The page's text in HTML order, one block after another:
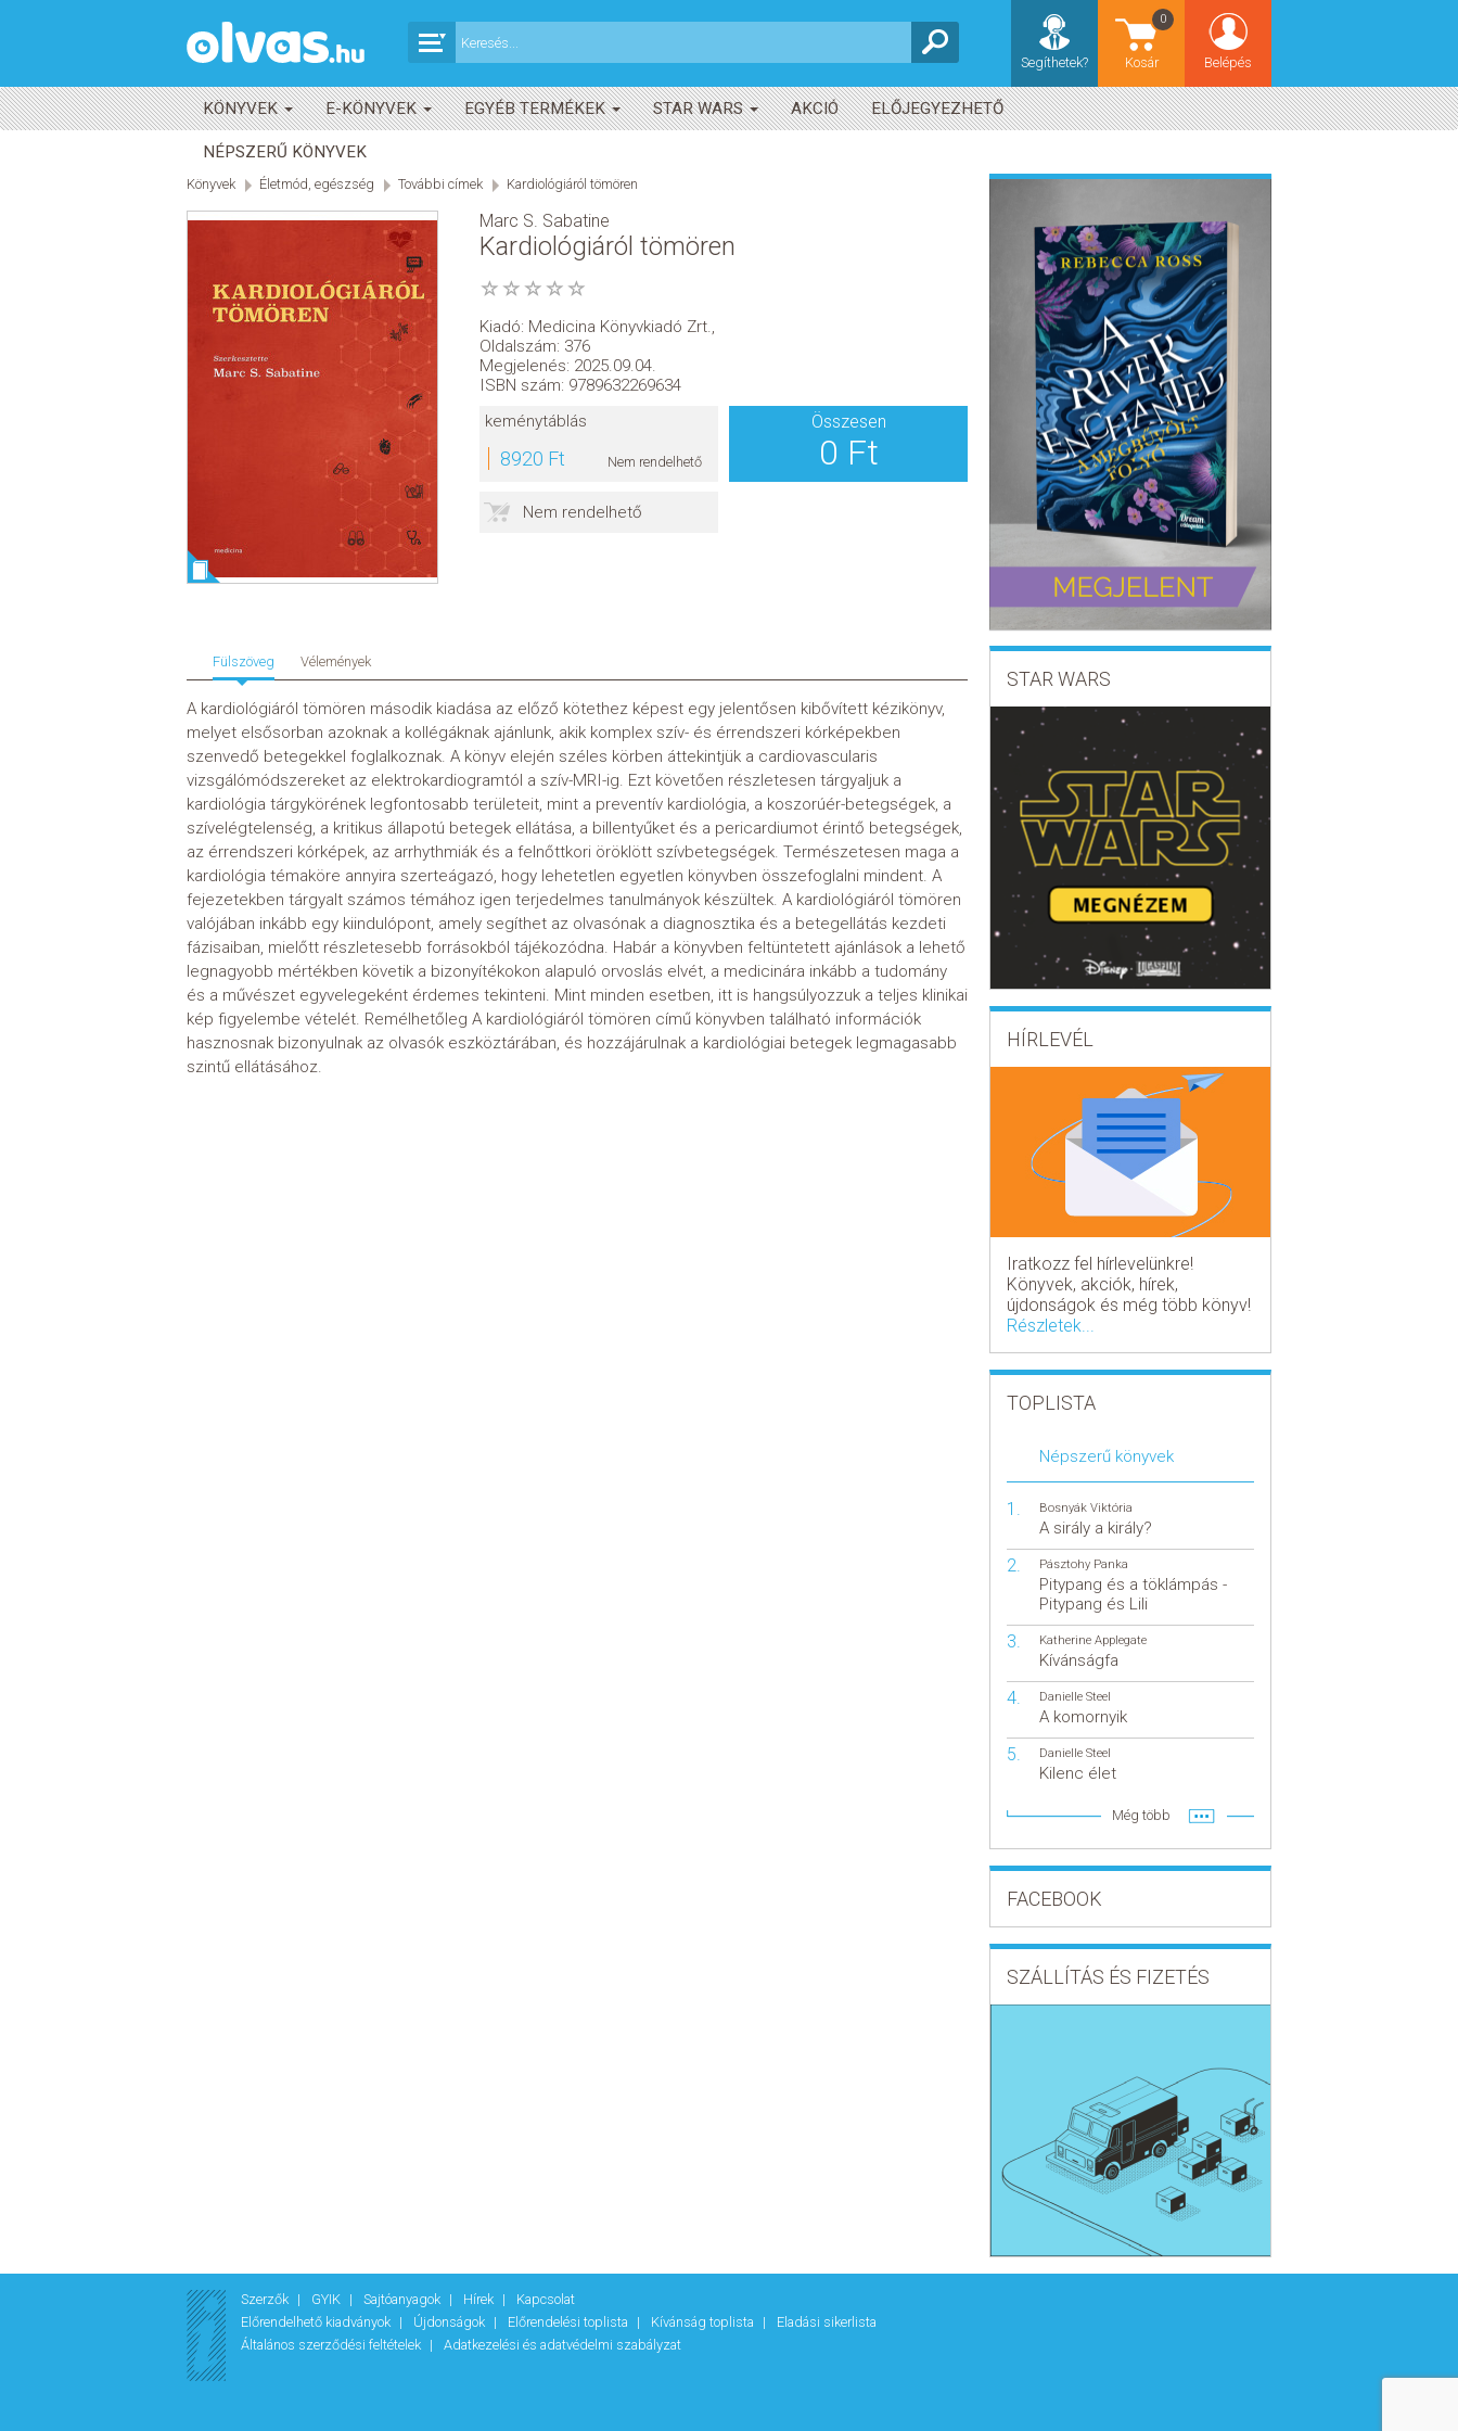
Belépés
Kosár
0
Segíthetek?
KÖNYVEK E-KÖNYVEK EGYÉB TERMÉKEK STAR WARS AKCIÓ ELŐJEGYEZHETŐ
NÉPSZERŰ KÖNYVEK
Könyvek Életmód, egészség További címek Kardiológiáról tömören
Marc S. Sabatine
Kardiológiáról tömören
Kiadó: Medicina Könyvkiadó Zrt.
Oldalszám: 376
Megjelenés: 2025.09.04.
ISBN szám: 9789632269634
Nem rendelhető
keménytáblás
8920 Ft Nem rendelhető
Összesen
0 Ft
Fülszöveg Vélemények
A kardiológiáról tömören második kiadása az előző kötethez képest egy jelentősen kibővített kézikönyv,
melyet elsősorban azoknak a kollégáknak ajánlunk, akik komplex szív- és érrendszeri kórképekben
szenvedő betegekkel foglalkoznak. A könyv elején széles körben áttekintjük a cardiovascularis
vizsgálómódszereket az elektrokardiogramtól a szív-MRI-ig. Ezt követően részletesen tárgyaljuk a
kardiológia tárgykörének legfontosabb területeit, mint a preventív kardiológia, a koszorúér-betegségek, a
szívelégtelenség, a kritikus állapotú betegek ellátása, a billentyűket és a pericardiumot érintő betegségek,
az érrendszeri kórképek, az arrhythmiák és a felnőttkori öröklött szívbetegségek. Természetesen maga a
kardiológia témaköre annyira szerteágazó, hogy lehetetlen egyetlen könyvben összefoglalni mindent. A
fejezetekben tárgyalt számos témához igen terjedelmes tanulmányok készültek. A kardiológiáról tömören
valójában inkább egy kiindulópont, amely segíthet az olvasónak a diagnosztika és a betegellátás kezdeti
fázisaiban, mielőtt részletesebb forrásokból tájékozódna. Habár a könyvben feltüntetett ajánlások a lehető
legnagyobb mértékben követik a bizonyítékokon alapuló orvoslás elvét, a medicinára inkább a tudomány
és a művészet egyvelegeként érdemes tekinteni. Mint minden esetben, itt is hangsúlyozzuk a teljes klinikai
kép figyelembe vételét. Remélhetőleg A kardiológiáról tömören című könyvben található információk
hasznosnak bizonyulnak az olvasók eszköztárában, és hozzájárulnak a kardiológiai betegek legmagasabb
szintű ellátásához.
STAR WARS
HÍRLEVÉL
Iratkozz fel hírlevelünkre!
Könyvek, akciók, hírek,
újdonságok és még több könyv!
Részletek...
TOPLISTA
Népszerű könyvek
Bosnyák Viktória
A sirály a király?
Pásztohy Panka
Pitypang és a töklámpás -
Pitypang és Lili
Katherine Applegate
Kívánságfa
Danielle Steel
A komornyik
Danielle Steel
Kilenc élet
Még több
FACEBOOK
SZÁLLÍTÁS ÉS FIZETÉS
Szerzők GYIK Sajtóanyagok Hírek
Kapcsolat
Előrendelhető kiadványok
Újdonságok Előrendelési toplista Kívánság toplista
Eladási sikerlista
Általános szerződési feltételek
Adatkezelési és adatvédelmi szabályzat